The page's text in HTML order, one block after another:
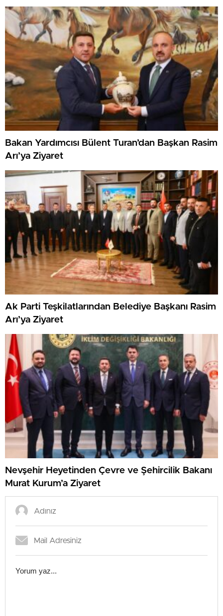
Bakan Yardımcısı Bülent Turan’dan Başkan Rasim
Arı’ya Ziyaret
Ak Parti Teşkilatlarından Belediye Başkanı Rasim
Arı’ya Ziyaret
Nevşehir Heyetinden Çevre ve Şehircilik Bakanı
Murat Kurum’a Ziyaret